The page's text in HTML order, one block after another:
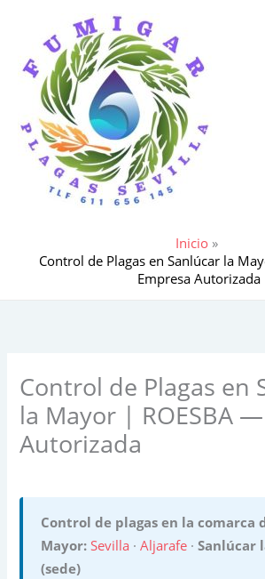
contenido
Inicio
Control de Plagas en Sanlúcar la
Empresa Autorizada
Control de Plagas en
la Mayor | ROESBA
Autorizada
Control de plagas en la comarca
Mayor: Sevilla ·Aljarafe ·Sanlúcar
(sede)